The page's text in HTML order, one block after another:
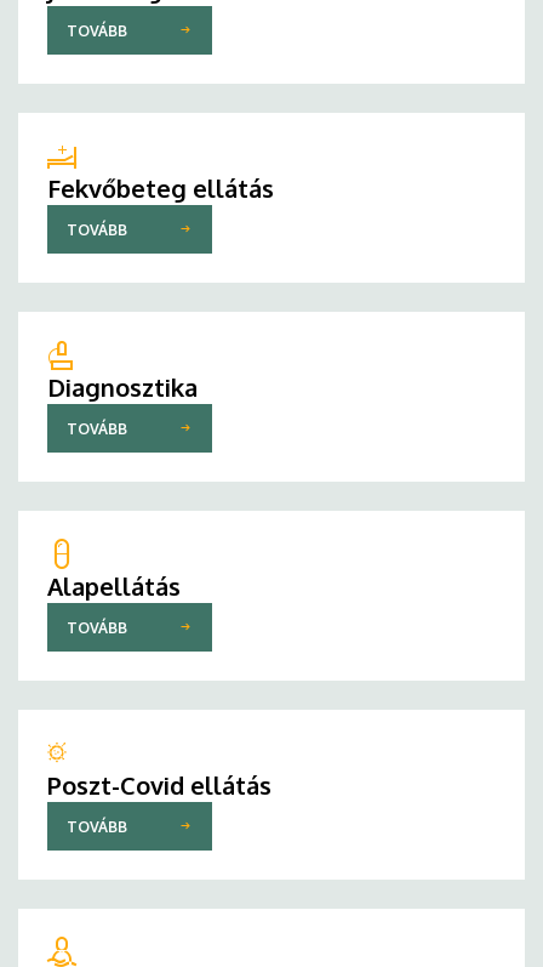
TOVÁBB
Fekvőbeteg ellátás
TOVÁBB
Diagnosztika
TOVÁBB
Alapellátás
TOVÁBB
Poszt-Covid ellátás
TOVÁBB